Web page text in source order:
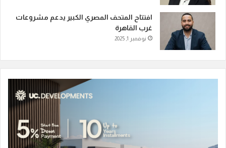
افتتاح المتحف المصري الكبير يدعم مشروعات
غرب القاهرة
نوفمبر 1, 2025